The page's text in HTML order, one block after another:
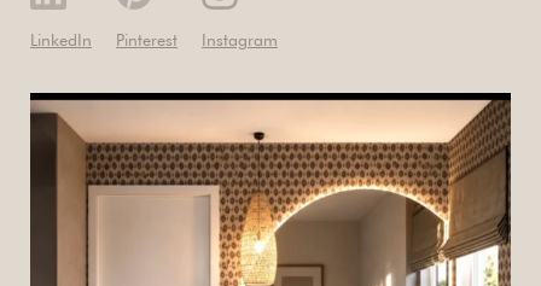
LinkedIn Pinterest Instagram